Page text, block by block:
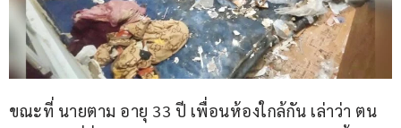
ขณะที่ นายตาม อายุ 33 ปี เพื่อนห้องใกล้กัน เล่าว่า ตน